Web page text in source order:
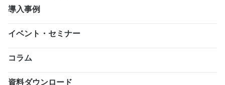
導入事例
イベント・セミナー
コラム
資料ダウンロード